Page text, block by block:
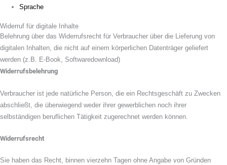
Sprache
Widerruf für digitale Inhalte
Belehrung über das Widerrufsrecht für Verbraucher über die Lieferung von
digitalen Inhalten, die nicht auf einem körperlichen Datenträger geliefert
werden (z.B. E-Book, Softwaredownload)
Widerrufsbelehrung
Verbraucher ist jede natürliche Person, die ein Rechtsgeschäft zu Zwecken
abschließt, die überwiegend weder ihrer gewerblichen noch ihrer
selbständigen beruflichen Tätigkeit zugerechnet werden können.
Widerrufsrecht
Sie haben das Recht, binnen vierzehn Tagen ohne Angabe von Gründen